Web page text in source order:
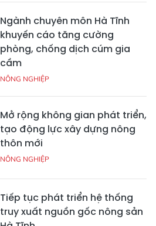
Ngành chuyên môn Hà Tĩnh
khuyến cáo tăng cường
phòng, chống dịch cúm gia
cầm
NÔNG NGHIỆP
Mở rộng không gian phát triển,
tạo động lực xây dựng nông
thôn mới
NÔNG NGHIỆP
Tiếp tục phát triển hệ thống
truy xuất nguồn gốc nông sản